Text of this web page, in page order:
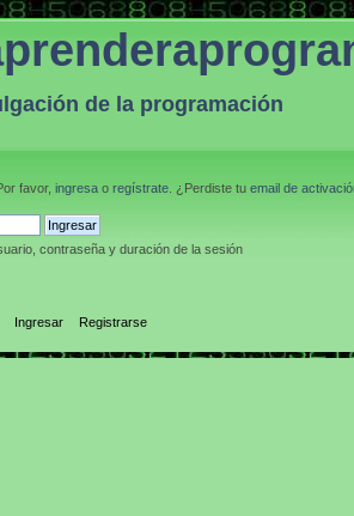
de la programación
favor, ingresa o regístrate . ¿Perdiste tu email de
contraseña y duración de la sesión
Ingresar Registrarse